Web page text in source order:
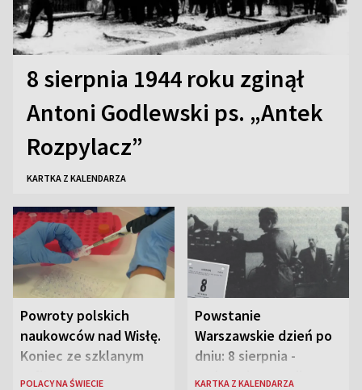
8 sierpnia 1944 roku zginął
Antoni Godlewski ps. „Antek
Rozpylacz”
KARTKA Z KALENDARZA
Powroty polskich
naukowców nad Wisłę.
Koniec ze szklanym
sufitem
POLACY NA ŚWIECIE
Powstanie
Warszawskie dzień po
dniu: 8 sierpnia -
rozbrzmiewa radio
KARTKA Z KALENDARZA